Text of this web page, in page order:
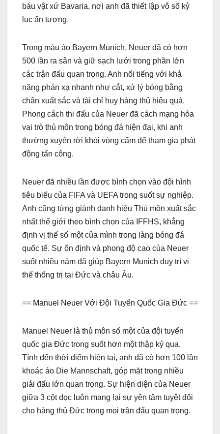
báu vật xứ Bavaria, nơi anh đã thiết lập vô số kỷ
lục ấn tượng.
Trong màu áo Bayern Munich, Neuer đã có hơn
500 lần ra sân và giữ sạch lưới trong phần lớn
các trận đấu quan trọng. Anh nổi tiếng với khả
năng phản xạ nhanh như cắt, xử lý bóng bằng
chân xuất sắc và tài chỉ huy hàng thủ hiệu quả.
Phong cách thi đấu của Neuer đã cách mạng hóa
vai trò thủ môn trong bóng đá hiện đại, khi anh
thường xuyên rời khỏi vòng cấm để tham gia phát
động tấn công.
Neuer đã nhiều lần được bình chọn vào đội hình
tiêu biểu của FIFA và UEFA trong suốt sự nghiệp.
Anh cũng từng giành danh hiệu Thủ môn xuất sắc
nhất thế giới theo bình chọn của IFFHS, khẳng
định vị thế số một của mình trong làng bóng đá
quốc tế. Sự ổn định và phong độ cao của Neuer
suốt nhiều năm đã giúp Bayern Munich duy trì vị
thế thống trị tại Đức và châu Âu.
== Manuel Neuer Với Đội Tuyển Quốc Gia Đức ==
Manuel Neuer là thủ môn số một của đội tuyển
quốc gia Đức trong suốt hơn một thập kỷ qua.
Tính đến thời điểm hiện tại, anh đã có hơn 100 lần
khoác áo Die Mannschaft, góp mặt trong nhiều
giải đấu lớn quan trọng. Sự hiện diện của Neuer
giữa 3 cột dọc luôn mang lại sự yên tâm tuyệt đối
cho hàng thủ Đức trong mọi trận đấu quan trọng.